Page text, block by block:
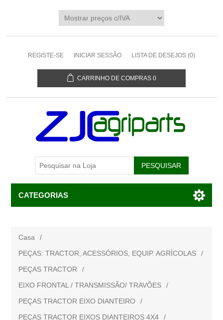
REGISTE-SE INICIAR SESSÃO LISTA DE DESEJOS (0)
CARRINHO DE COMPRAS 0
CATEGORIAS
Casa
/
PEÇAS: TRACTOR, ACESSÓRIOS, EQUIP. AGRÍCOLAS
/
PEÇAS TRACTOR
/
EIXO FRONTAL / TRANSMISSÃO/ TRAVÕES
/
PEÇAS TRACTOR EIXO DIANTEIRO
/
PEÇAS TRACTOR EIXOS DIANTEIROS 4X4
/